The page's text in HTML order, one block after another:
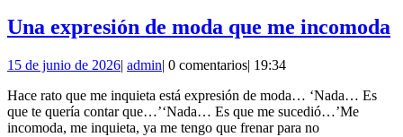
compra
Una expresión de moda que me incomoda
15 de junio de 202615
junio
de
2026
| adminadmin
| 0 comentarios| 19:34
Hace rato que me inquieta está expresión de moda… ‘Nada… Es
que te quería contar que…’‘Nada… Es que me sucedió…’Me
incomoda, me inquieta, ya me tengo que frenar para no